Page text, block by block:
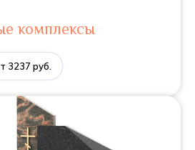
комплексы
3237 руб.